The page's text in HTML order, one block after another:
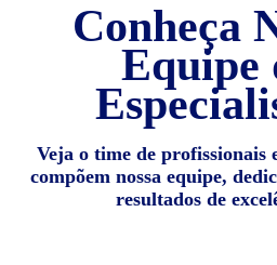
Conheça
Equipe
Veja o time de profissionais
compõem nossa equipe,
resultados de